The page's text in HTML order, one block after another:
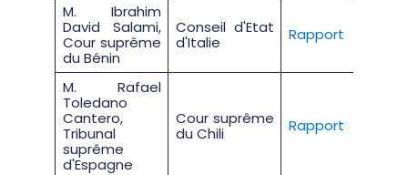
M. Ibrahim
David Salami,
Cour suprême
du Bénin
Conseil d'Etat
d'Italie
Rapport
M. Rafael
Toledano
Cantero,
Tribunal
suprême
d'Espagne
Cour suprême
du Chili
Rapport